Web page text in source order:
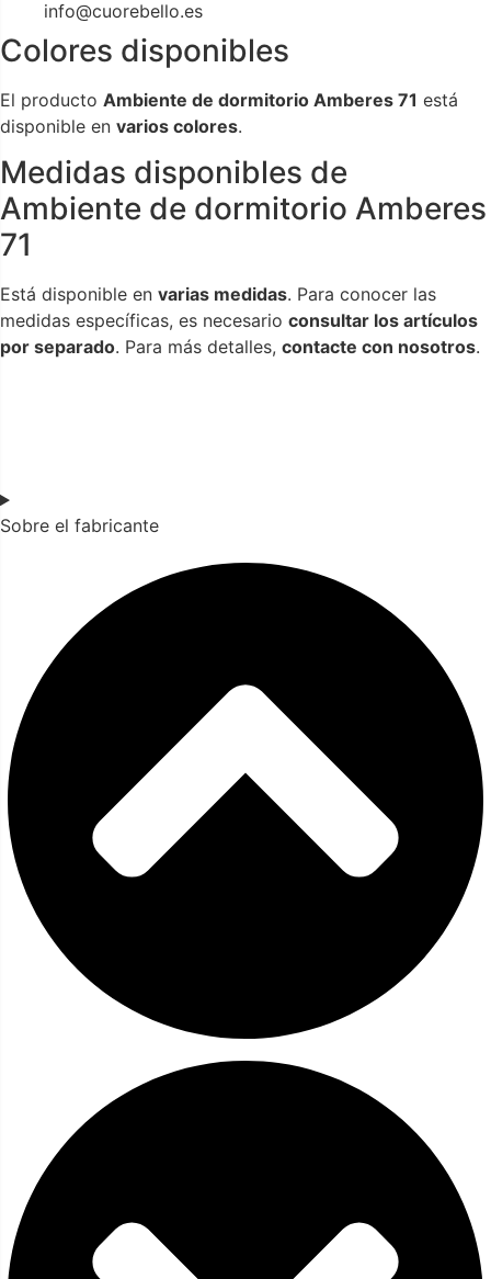
info@cuorebello.es
Colores disponibles
El producto Ambiente de dormitorio Amberes 71 está
disponible en varios colores.
Medidas disponibles de
Ambiente de dormitorio Amberes
71
Está disponible en varias medidas. Para conocer las
medidas específicas, es necesario consultar los artículos
por separado. Para más detalles, contacte con nosotros.
Sobre el fabricante